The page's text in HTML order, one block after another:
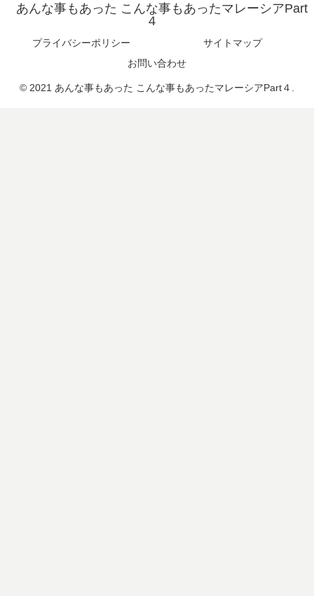
あんな事もあった こんな事もあったマレーシアPart
４
プライバシーポリシー
サイトマップ
お問い合わせ
© 2021 あんな事もあった こんな事もあったマレーシアPart４.